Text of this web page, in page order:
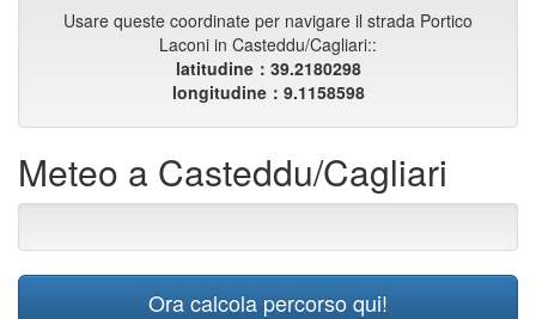
Usare queste coordinate per navigare il strada Portico
Laconi in Casteddu/Cagliari::
latitudine：39.2180298
longitudine：9.1158598
Meteo a Casteddu/Cagliari
Ora calcola percorso qui!